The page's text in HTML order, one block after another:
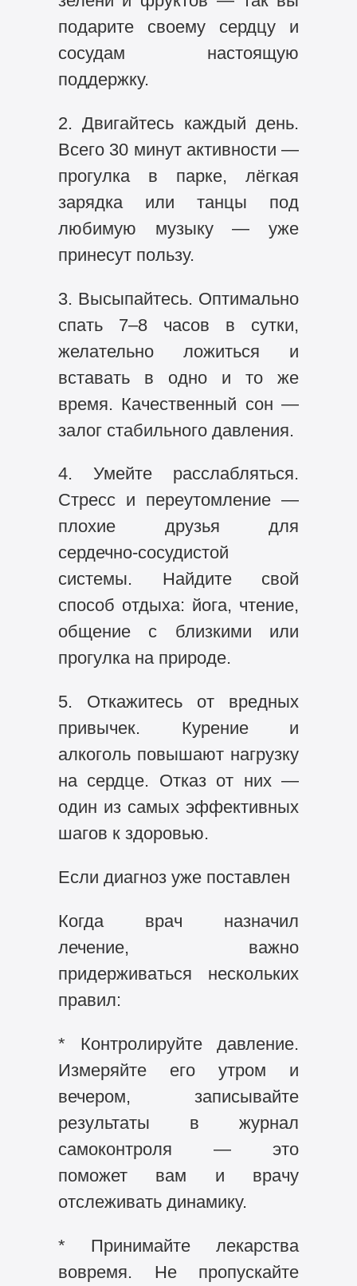
подарите своему сердцу и
сосудам настоящую
поддержку.
2. Двигайтесь каждый день.
Всего 30 минут активности —
прогулка в парке, лёгкая
зарядка или танцы под
любимую музыку — уже
принесут пользу.
3. Высыпайтесь. Оптимально
спать 7–8 часов в сутки,
желательно ложиться и
вставать в одно и то же
время. Качественный сон —
залог стабильного давления.
4. Умейте расслабляться.
Стресс и переутомление —
плохие друзья для
сердечно‑сосудистой
системы. Найдите свой
способ отдыха: йога, чтение,
общение с близкими или
прогулка на природе.
5. Откажитесь от вредных
привычек. Курение и
алкоголь повышают нагрузку
на сердце. Отказ от них —
один из самых эффективных
шагов к здоровью.
Если диагноз уже поставлен
Когда врач назначил
лечение, важно
придерживаться нескольких
правил:
* Контролируйте давление.
Измеряйте его утром и
вечером, записывайте
результаты в журнал
самоконтроля — это
поможет вам и врачу
отслеживать динамику.
* Принимайте лекарства
вовремя. Не пропускайте